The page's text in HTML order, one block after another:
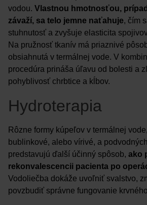
vodou. Vlastnou hmotnosťou,
závaží, sa telo jemne naťahuje, čím
stuhnutosť a zvyšuje elasticita
Na pružnosť tkanív má priaznivé
obsiahnutá v termálnej vode. V
procedúra prináša úľavu od bolesti a
pohyblivosť chrbtice a kĺbov.
Hydroterapia
Rôzne formy kúpeľov v termálnej
bublinkové, alebo vírivé, a
predstavujú ďalší účinný spôsob, ako
rekonvalescencii pacienta po
Vodoliečba dokáže uvoľniť svalstvo,
povzbudiť správne fungovanie